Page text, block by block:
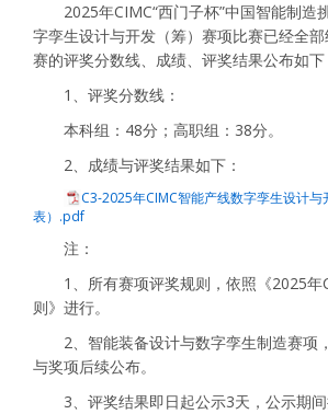
2025年CIMC“西门子杯”中国智能制造
字孪生设计与开发（筹）赛项比赛已经全
赛的评奖分数线、成绩、评奖结果公布如下
1、评奖分数线：
本科组：48分；高职组：38分。
2、成绩与评奖结果如下：
C3-2025年CIMC智能产线数字孪生设计
表）.pdf
注：
1、所有赛项评奖规则，依照《2025年
则》进行。
2、智能装备设计与数字孪生制造赛项
与奖项后续公布。
3、评奖结果即日起公示3天，公示期